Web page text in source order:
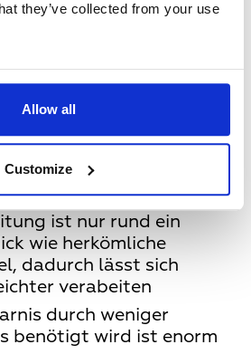
they’ve collected from your use
Allow all
Customize
Empfangsanlage
Haushalte versorgt
(LWL) nur eine zu
Dämpfung gibt
Installation:
ist nur rund ein
wie herkömliche
dadurch lässt sich
verabeiten
durch weniger
benötigt wird ist enorm